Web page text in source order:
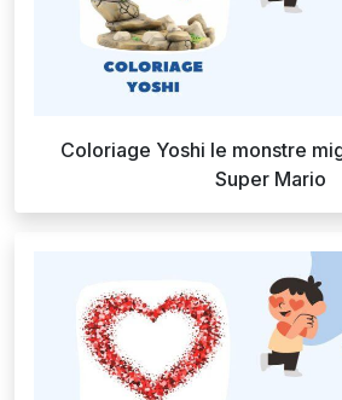
Coloriage Yoshi le monstre
Super Mario